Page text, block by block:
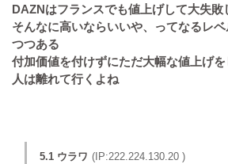
DAZNはフランスでも値上げして大失敗
そんなに高いならいいや、ってなるレ
つつある
付加価値を付けずにただ大幅な値上げ
人は離れて行くよね
5.1 ウラワ (IP:222.224.130.20 )